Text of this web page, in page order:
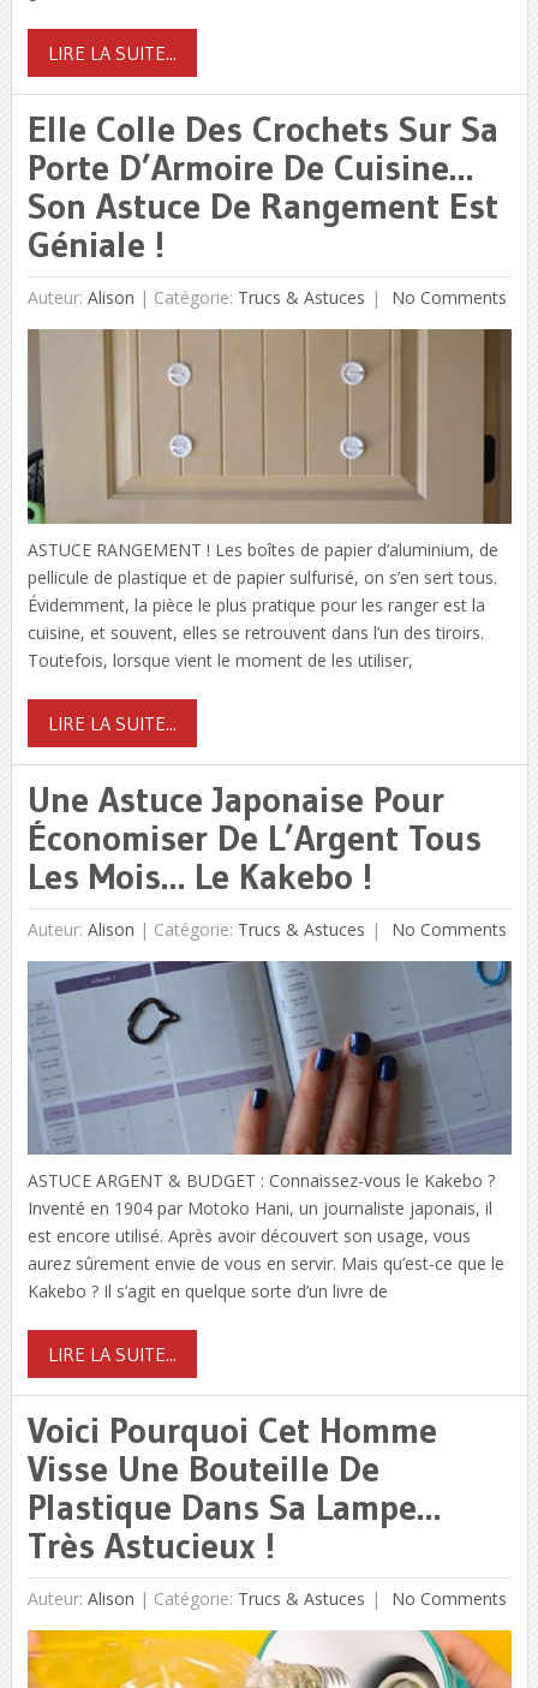
LIRE LA SUITE...
Elle Colle Des Crochets Sur Sa
Porte D’Armoire De Cuisine…
Son Astuce De Rangement Est
Géniale !
Auteur: Alison | Catégorie: Trucs & Astuces No Comments
ASTUCE RANGEMENT ! Les boîtes de papier d’aluminium, de
pellicule de plastique et de papier sulfurisé, on s’en sert tous.
Évidemment, la pièce le plus pratique pour les ranger est la
cuisine, et souvent, elles se retrouvent dans l’un des tiroirs.
Toutefois, lorsque vient le moment de les utiliser,
LIRE LA SUITE...
Une Astuce Japonaise Pour
Économiser De L’Argent Tous
Les Mois… Le Kakebo !
Auteur: Alison | Catégorie: Trucs & Astuces No Comments
ASTUCE ARGENT & BUDGET : Connaissez-vous le Kakebo ?
Inventé en 1904 par Motoko Hani, un journaliste japonais, il
est encore utilisé. Après avoir découvert son usage, vous
aurez sûrement envie de vous en servir. Mais qu’est-ce que le
Kakebo ? Il s’agit en quelque sorte d’un livre de
LIRE LA SUITE...
Voici Pourquoi Cet Homme
Visse Une Bouteille De
Plastique Dans Sa Lampe…
Très Astucieux !
Auteur: Alison | Catégorie: Trucs & Astuces No Comments